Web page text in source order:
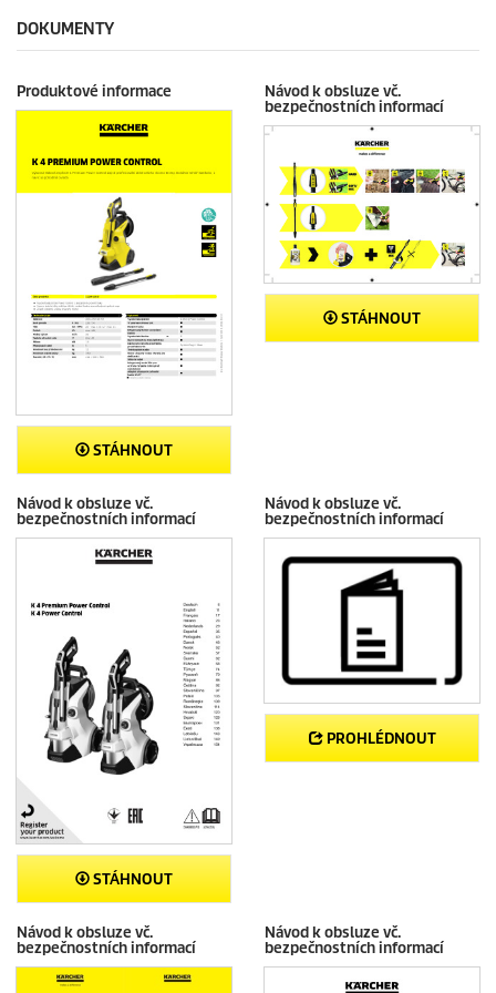
r
e
e
n
í
DOKUMENTY
Produktové informace
STÁHNOUT
Návod k obsluze vč.
bezpečnostních informací
STÁHNOUT
Návod k obsluze vč.
bezpečnostních informací
STÁHNOUT
Návod k obsluze vč.
bezpečnostních informací
PROHLÉDNOUT
Návod k obsluze vč.
bezpečnostních informací
Návod k obsluze vč.
bezpečnostních informací